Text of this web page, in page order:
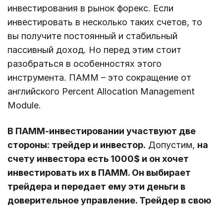
инвестирования в рынок форекс. Если
инвестировать в несколько таких счетов, то
вы получите постоянный и стабильный
пассивный доход. Но перед этим стоит
разобраться в особенностях этого
инструмента. ПАММ – это сокращение от
английского Percent Allocation Management
Module.
В ПАММ-инвестировании участвуют две
стороны: трейдер и инвестор. Допустим, на
счету инвестора есть 1000$ и он хочет
инвестировать их в ПАММ. Он выбирает
трейдера и передает ему эти деньги в
доверительное управление. Трейдер в свою